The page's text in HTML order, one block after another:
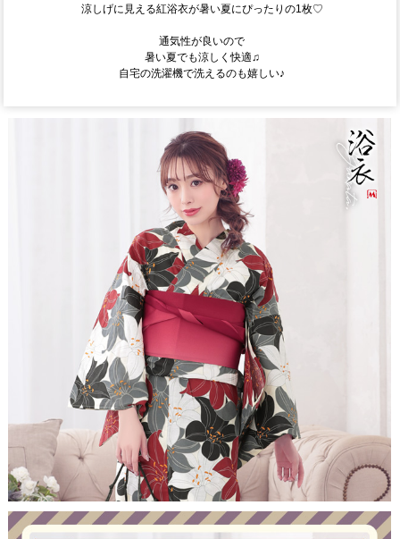
涼しげに見える紅浴衣が暑い夏にぴったりの1枚♡
通気性が良いので
暑い夏でも涼しく快適♫
自宅の洗濯機で洗えるのも嬉しい♪